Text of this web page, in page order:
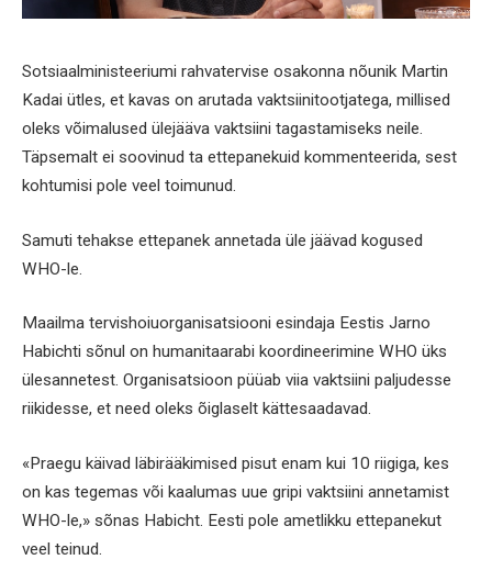
Sotsiaalministeeriumi rahvatervise osakonna nõunik Martin
Kadai ütles, et kavas on arutada vaktsiinitootjatega, millised
oleks võimalused ülejääva vaktsiini tagastamiseks neile.
Täpsemalt ei soovinud ta ettepanekuid kommenteerida, sest
kohtumisi pole veel toimunud.
Samuti tehakse ettepanek annetada üle jäävad kogused
WHO-le.
Maailma tervishoiuorganisatsiooni esindaja Eestis Jarno
Habichti sõnul on humanitaarabi koordineerimine WHO üks
ülesannetest. Organisatsioon püüab viia vaktsiini paljudesse
riikidesse, et need oleks õiglaselt kättesaadavad.
«Praegu käivad läbirääkimised pisut enam kui 10 riigiga, kes
on kas tegemas või kaalumas uue gripi vaktsiini annetamist
WHO-le,» sõnas Habicht. Eesti pole ametlikku ettepanekut
veel teinud.